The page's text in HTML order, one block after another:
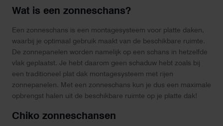
Wat is een zonneschans?
Een zonneschans is een montagesysteem voor platte daken,
waarbij je optimaal gebruik maakt van de beschikbare ruimte.
De zonnepanelen worden namelijk op een schans in hetzelfde
vlak geplaatst. Je hebt daarom geen schaduw hebt zoals bij
een traditioneel plat dak montagesysteem met rijen
zonnepanelen. Met een zonneschans kun je dus een maximale
opbrengst halen uit de beschikbare ruimte op je platte dak!
Chiko zonneschansen